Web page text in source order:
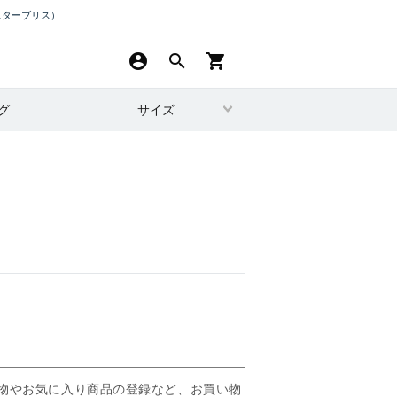
ーブリス）
shopping_cart
search
account_circle
サイズ
お気に入り商品の登録など、お買い物